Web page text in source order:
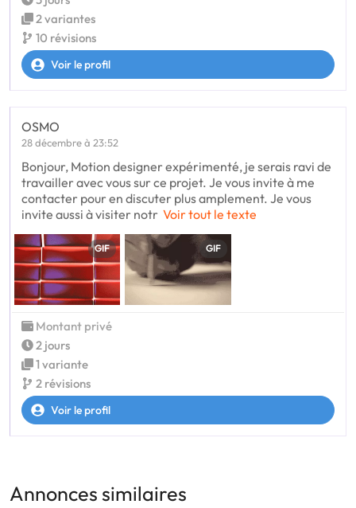
2 variantes
10 révisions
Voir le profil
OSMO
28 décembre à 23:52
Bonjour, Motion designer expérimenté, je serais ravi de
travailler avec vous sur ce projet. Je vous invite à me
contacter pour en discuter plus amplement. Je vous
invite aussi à visiter notr Voir tout le texte
GIF GIF
Montant privé
2 jours
1 variante
2 révisions
Voir le profil
Annonces similaires